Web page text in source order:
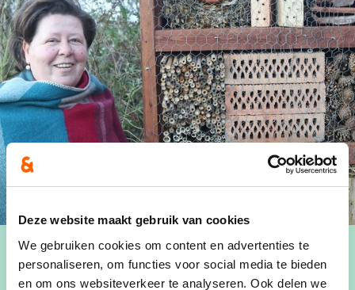
Deze website maakt gebruik van cookies
We gebruiken cookies om content en advertenties te
personaliseren, om functies voor social media te bieden
en om ons websiteverkeer te analyseren. Ook delen we